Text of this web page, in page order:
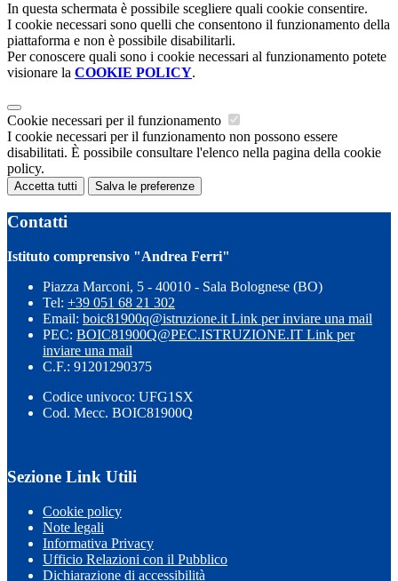
In questa schermata è possibile scegliere quali cookie consentire.
I cookie necessari sono quelli che consentono il funzionamento della
piattaforma e non è possibile disabilitarli.
Per conoscere quali sono i cookie necessari al funzionamento potete
visionare la COOKIE POLICY.
Cookie necessari per il funzionamento
I cookie necessari per il funzionamento non possono essere
disabilitati. È possibile consultare l'elenco nella pagina della cookie
policy.
Accetta tutti Salva le preferenze
Contatti
Istituto comprensivo "Andrea Ferri"
Piazza Marconi, 5 - 40010 - Sala Bolognese (BO)
Tel: +39 051 68 21 302
Email: boic81900q@istruzione.it Link per inviare una mail
PEC: BOIC81900Q@PEC.ISTRUZIONE.IT Link per
inviare una mail
C.F.: 91201290375
Codice univoco: UFG1SX
Cod. Mecc. BOIC81900Q
Sezione Link Utili
Cookie policy
Note legali
Informativa Privacy
Ufficio Relazioni con il Pubblico
Dichiarazione di accessibilità